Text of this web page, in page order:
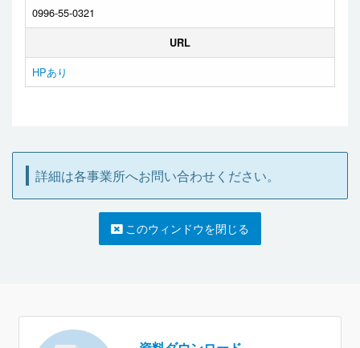
0996-55-0321
URL
HPあり
詳細は各事業所へお問い合わせください。
このウィンドウを閉じる